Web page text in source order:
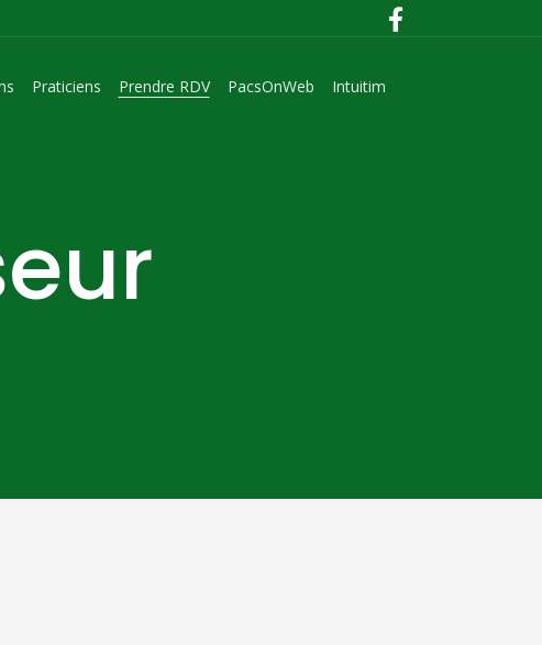
Praticiens Prendre RDV PacsOnWeb Intuitim